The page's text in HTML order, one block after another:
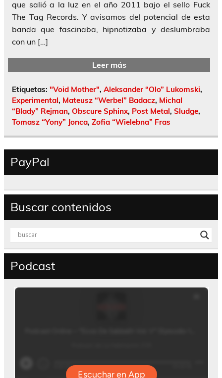
que salió a la luz en el año 2011 bajo el sello Fuck
The Tag Records. Y avisamos del potencial de esta
banda que fascinaba, hipnotizaba y deslumbraba
con un […]
Leer más
Etiquetas: "Void Mother", Aleksander “Olo” Lukomski,
Experimental, Mateusz “Werbel” Badacz, Michal
“Blady” Rejman, Obscure Sphinx, Post Metal, Sludge,
Tomasz “Yony” Jonca, Zofia “Wielebna” Fras
PayPal
Buscar contenidos
Podcast